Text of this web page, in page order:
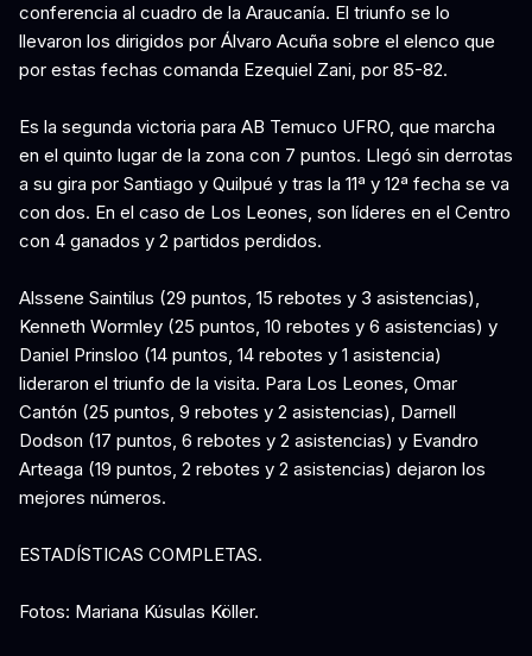
conferencia al cuadro de la Araucanía. El triunfo se lo
llevaron los dirigidos por Álvaro Acuña sobre el elenco que
por estas fechas comanda Ezequiel Zani, por 85-82.
Es la segunda victoria para AB Temuco UFRO, que marcha
en el quinto lugar de la zona con 7 puntos. Llegó sin derrotas
a su gira por Santiago y Quilpué y tras la 11ª y 12ª fecha se va
con dos. En el caso de Los Leones, son líderes en el Centro
con 4 ganados y 2 partidos perdidos.
Alssene Saintilus (29 puntos, 15 rebotes y 3 asistencias),
Kenneth Wormley (25 puntos, 10 rebotes y 6 asistencias) y
Daniel Prinsloo (14 puntos, 14 rebotes y 1 asistencia)
lideraron el triunfo de la visita. Para Los Leones, Omar
Cantón (25 puntos, 9 rebotes y 2 asistencias), Darnell
Dodson (17 puntos, 6 rebotes y 2 asistencias) y Evandro
Arteaga (19 puntos, 2 rebotes y 2 asistencias) dejaron los
mejores números.
ESTADÍSTICAS COMPLETAS.
Fotos: Mariana Kúsulas Köller.